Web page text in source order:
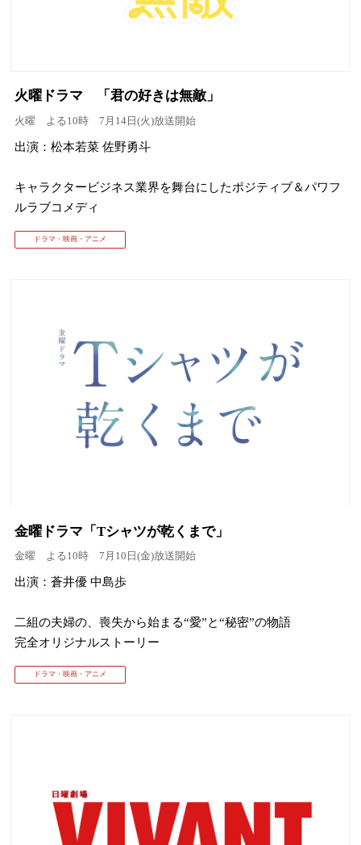
火曜ドラマ 「君の好きは無敵」
火曜 よる10時 7月14日(火)放送開始
出演：松本若菜 佐野勇斗
キャラクタービジネス業界を舞台にしたポジティブ＆パワフ
ルラブコメディ
ドラマ・映画・アニメ
金曜ドラマ「Tシャツが乾くまで」
金曜 よる10時 7月10日(金)放送開始
出演：蒼井優 中島歩
⼆組の夫婦の、喪失から始まる“愛”と“秘密”の物語
完全オリジナルストーリー
ドラマ・映画・アニメ